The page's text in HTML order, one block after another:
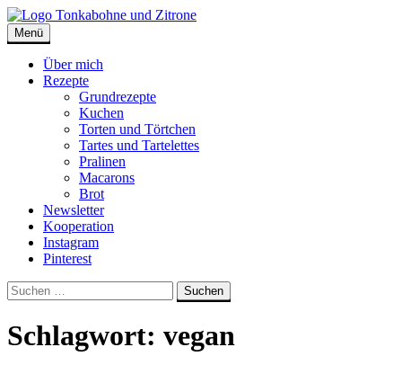
Skip
to
content
Tonkabohne und Zitrone | Backblog
Backblog
Menü
Über mich
Rezepte
Grundrezepte
Kuchen
Torten und Törtchen
Tartes und Tartelettes
Pralinen
Macarons
Brot
Newsletter
Kooperation
Instagram
Pinterest
Suche
Suchen
nach:
Schlagwort: vegan